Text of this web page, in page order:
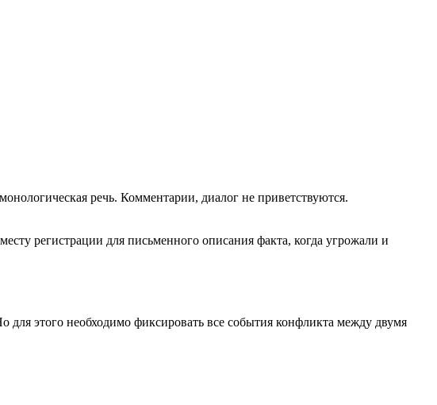
речь. Комментарии, диалог не приветствуются.
регистрации для письменного описания факта, когда угрожали и
для этого необходимо фиксировать все события конфликта между двумя